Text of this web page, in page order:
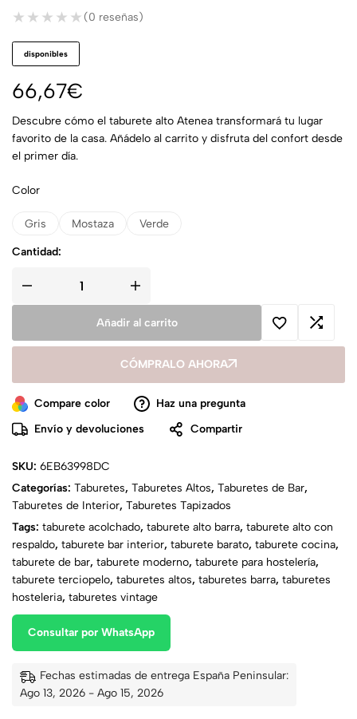
★★★★★
★★★★★ (0 reseñas)
disponibles
66,67€
Descubre cómo el taburete alto Atenea transformará tu lugar
favorito de la casa. Añádelo al carrito y disfruta del confort desde
el primer día.
Color
Gris Mostaza Verde
Cantidad:
Añadir al carrito
CÓMPRALO AHORA
Compare color
Haz una pregunta
Envío y devoluciones
Compartir
SKU: 6EB63998DC
Categorías: Taburetes, Taburetes Altos, Taburetes de Bar,
Taburetes de Interior, Taburetes Tapizados
Tags: taburete acolchado, taburete alto barra, taburete alto con
respaldo, taburete bar interior, taburete barato, taburete cocina,
taburete de bar, taburete moderno, taburete para hostelería,
taburete terciopelo, taburetes altos, taburetes barra, taburetes
hosteleria, taburetes vintage
Consultar por WhatsApp
Fechas estimadas de entrega España Peninsular:
Ago 13, 2026 - Ago 15, 2026